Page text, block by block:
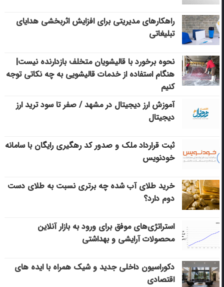
راهکارهای مدیریتی برای افزایش اثربخشی هدایای
تبلیغاتی
نحوه برخورد با قالیشویان متخلف بازدارنده نیست|
هنگام استفاده از خدمات قالیشویی به چه نکاتی توجه
کنیم
آموزش ارز دیجیتال در مشهد / صفر تا سود ترید ارز
دیجیتال
ثبت قرارداد ملک و صدور کد رهگیری رایگان با سامانه
خودنویس
خرید طلای آب شده چه برتری نسبت به طلای دست
دوم دارد؟
استراتژی‌های موفق برای ورود به بازار آنلاین
محصولات آرایشی و بهداشتی
دکوراسیون داخلی جدید و شیک همراه با ایده های
اقتصادی